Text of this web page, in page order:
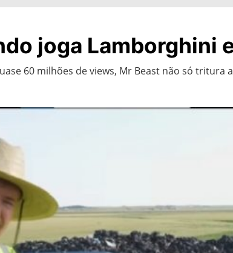
joga Lamborghini
60 milhões de views, Mr Beast não só